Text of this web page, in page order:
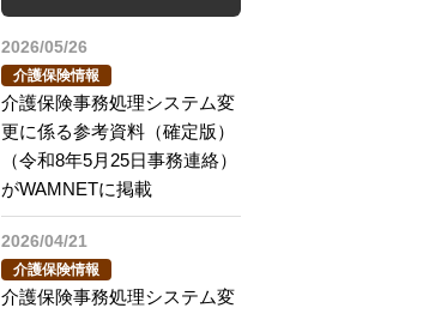
2026/05/26
介護保険情報
介護保険事務処理システム変
更に係る参考資料（確定版）
（令和8年5月25日事務連絡）
がWAMNETに掲載
2026/04/21
介護保険情報
介護保険事務処理システム変